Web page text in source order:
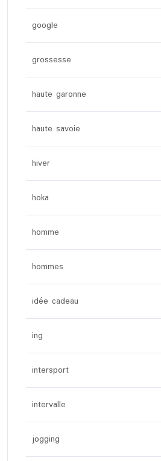
google
grossesse
haute garonne
haute savoie
hiver
hoka
homme
hommes
idée cadeau
ing
intersport
intervalle
jogging